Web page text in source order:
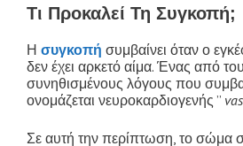
Τι Προκαλεί Τη Συγκοπή;
Η συγκοπή συμβαίνει όταν ο
δεν έχει αρκετό αίμα. Ένας από
συνηθισμένους λόγους που
ονομάζεται νευροκαρδιογενής ”
Σε αυτή την περίπτωση, το σώμα